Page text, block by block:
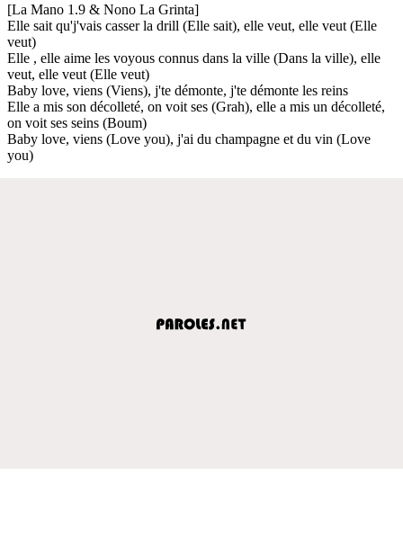
[La Mano 1.9 & Nono La Grinta]
Elle sait qu'j'vais casser la drill (Elle sait), elle veut, elle veut (Elle
veut)
Elle , elle aime les voyous connus dans la ville (Dans la ville), elle
veut, elle veut (Elle veut)
Baby love, viens (Viens), j'te démonte, j'te démonte les reins
Elle a mis son décolleté, on voit ses (Grah), elle a mis un décolleté,
on voit ses seins (Boum)
Baby love, viens (Love you), j'ai du champagne et du vin (Love
you)